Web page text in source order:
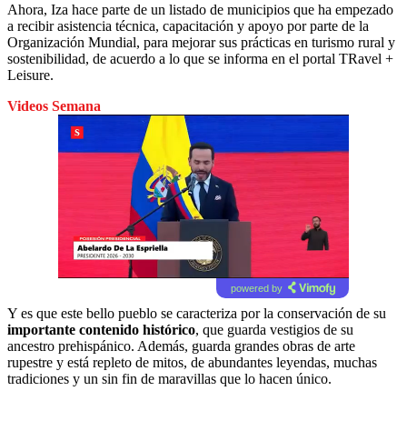
Ahora, Iza hace parte de un listado de municipios que ha empezado
a recibir asistencia técnica, capacitación y apoyo por parte de la
Organización Mundial, para mejorar sus prácticas en turismo rural y
sostenibilidad, de acuerdo a lo que se informa en el portal TRavel +
Leisure.
Videos Semana
powered by
Y es que este bello pueblo se caracteriza por la conservación de su
importante contenido histórico, que guarda vestigios de su
ancestro prehispánico. Además, guarda grandes obras de arte
rupestre y está repleto de mitos, de abundantes leyendas, muchas
tradiciones y un sin fin de maravillas que lo hacen único.